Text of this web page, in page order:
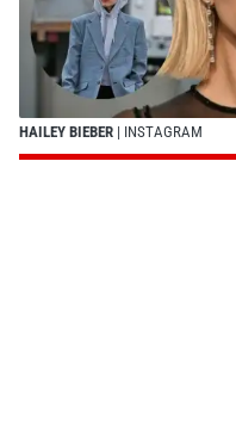
HAILEY BIEBER | INSTAGRAM